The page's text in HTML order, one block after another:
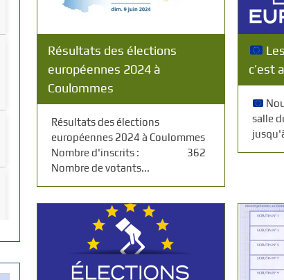
Résultats des élections
européennes 2024 à
Coulommes
Résultats des élections
européennes 2024 à Coulommes
Nombre d'inscrits : 362
Nombre de votants...
c’est
salle